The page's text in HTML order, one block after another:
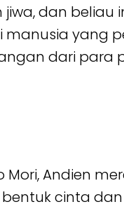
dan
yang
dari
Andien
cinta